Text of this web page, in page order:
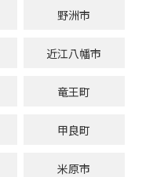
野洲市
近江八幡市
竜王町
甲良町
米原市